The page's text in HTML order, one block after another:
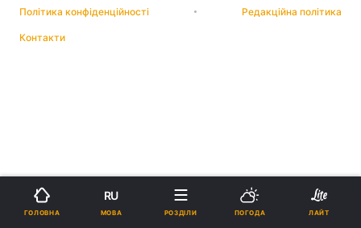
Політика конфіденційності Редакційна політика
Контакти
ГОЛОВНА
RU
МОВА РОЗДІЛИ ПОГОДА ЛАЙТ